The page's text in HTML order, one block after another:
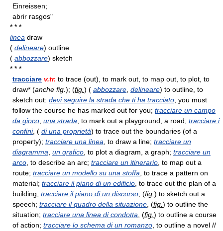
Einreissen;
abrir rasgos"
* * *
linea draw
( delineare) outline
( abbozzare) sketch
* * *
tracciare v.tr. to trace (out), to mark out, to map out, to plot, to
draw* (anche fig. ); (fig. ) ( abbozzare delineare) to outline, to
sketch out: devi seguire la strada che ti ha tracciato , you must
follow the course he has marked out for you; tracciare un campo
da gioco una strada , to mark out a playground, a road; tracciare i
confini, ( di una proprietà) to trace out the boundaries (of a
property); tracciare una linea , to draw a line; tracciare un
diagramma un grafico , to plot a diagram, a graph; tracciare un
arco , to describe an arc; tracciare un itinerario , to map out a
route; tracciare un modello su una stoffa , to trace a pattern on
material; tracciare il piano di un edificio , to trace out the plan of a
building; tracciare il piano di un discorso , (fig. ) to sketch out a
speech; tracciare il quadro della situazione , (fig. ) to outline the
situation; tracciare una linea di condotta , (fig. ) to outline a course
of action; tracciare lo schema di un romanzo , to outline a novel //